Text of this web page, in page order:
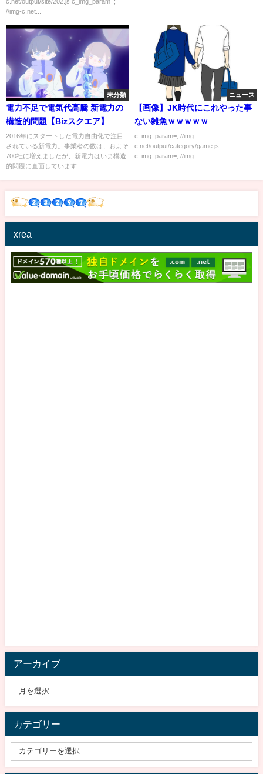
//img-c.net...
未分類
電力不足で電気代高騰 新電力の
構造的問題【Bizスクエア】
2016年にスタートした電力自由化で注目
されている新電力。事業者の数は、およそ
700社に増えましたが、新電力はいま構造
的問題に直面しています...
ニュース
【画像】JK時代にこれやった事
ない雑魚ｗｗｗｗｗ
c_img_param=; //img-
c.net/output/category/game.js
c_img_param=; //img-...
xrea
アーカイブ
カテゴリー